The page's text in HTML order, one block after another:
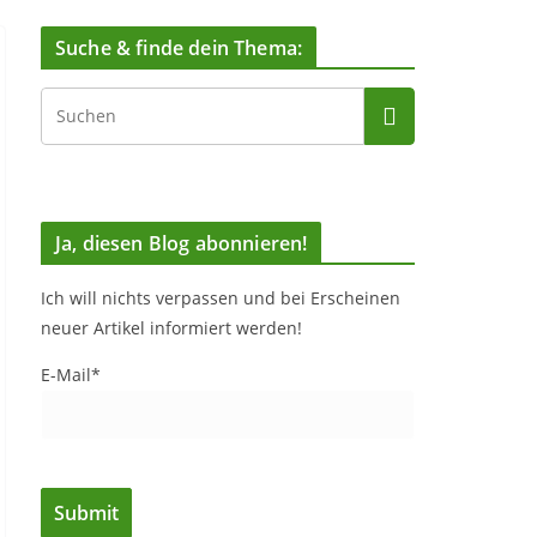
Suche & finde dein Thema:
Ja, diesen Blog abonnieren!
Ich will nichts verpassen und bei Erscheinen
neuer Artikel informiert werden!
E-Mail*